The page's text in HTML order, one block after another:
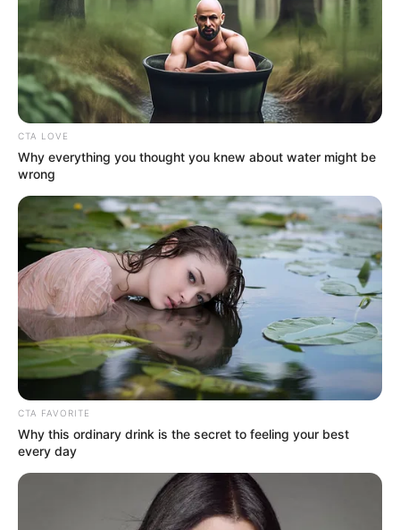
Στα ορεινά της Εύβοιας ρίχνει χιόνι και στις
Το μεγαλύτερο “χτύπημα της κακοκαιρίας”
ήταν στην περιοχή τηςΔροσιάς. Οι δρόμοι
καλύφθηκαν απόξύλα και νερά
με τον Δήμο
Χαλκιδέων να έχει βγάλει μπουλτόζες για να
καθαρίσει το οδόστρωμα.
CTA LOVE
Why everything you thought you knew about water might be
wrong
CTA FAVORITE
Why this ordinary drink is the secret to feeling your best
every day